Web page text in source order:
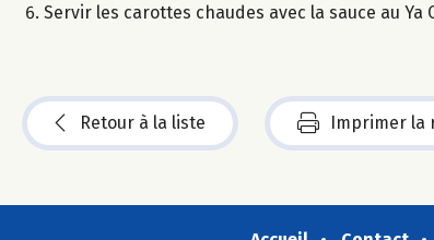
Servir les carottes chaudes avec la sauce au Ya
Retour à la liste Imprimer la